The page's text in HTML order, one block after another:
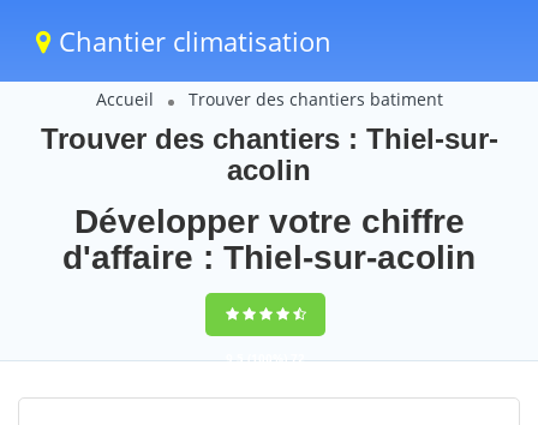
Chantier climatisation
Accueil Trouver des chantiers batiment
Trouver des chantiers : Thiel-sur-
acolin
Développer votre chiffre
d'affaire : Thiel-sur-acolin
9,5(100%)72
votes